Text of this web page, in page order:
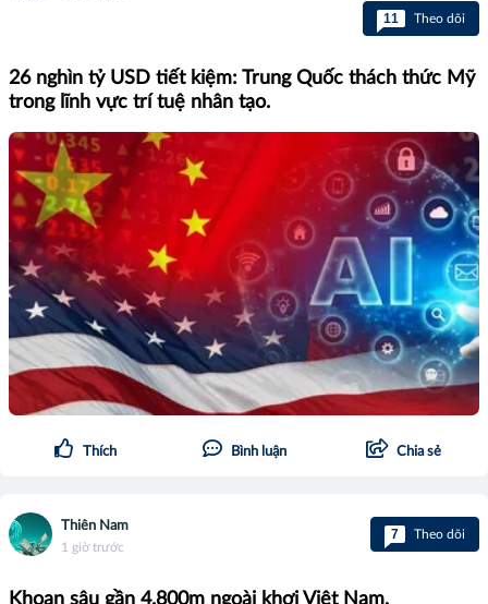
11 Theo dõi
26 nghìn tỷ USD tiết kiệm: Trung Quốc thách thức Mỹ
trong lĩnh vực trí tuệ nhân tạo.
Thích Bình luận Chia sẻ
Thiên Nam
1 giờ trước
7 Theo dõi
Khoan sâu gần 4.800m ngoài khơi Việt Nam,